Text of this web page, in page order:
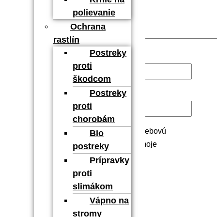
polievanie
Ochrana
rastlín
Postreky
proti
škodcom
Postreky
proti
chorobám
Bio
postreky
Prípravky
proti
slimákom
Vápno na
stromy
Uložiť moje meno, e-mail a webovú
stránku v tomto prehliadači pre moje
budúce komentáre.